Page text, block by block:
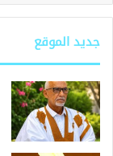
جديد الموقع